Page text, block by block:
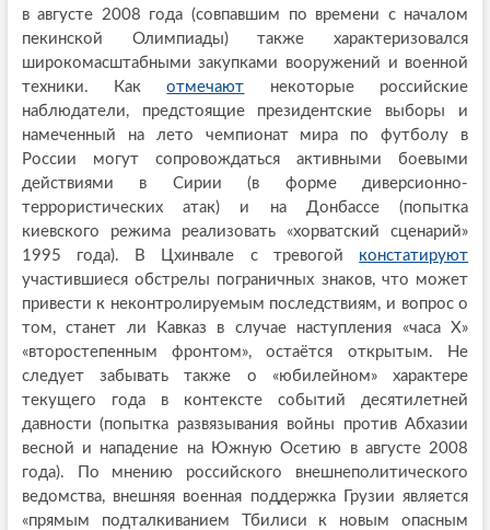
в августе 2008 года (совпавшим по времени с началом
пекинской Олимпиады) также характеризовался
широкомасштабными закупками вооружений и военной
техники. Какотмечают некоторые российские
наблюдатели, предстоящие президентские выборы и
намеченный на лето чемпионат мира по футболу в
России могут сопровождаться активными боевыми
действиями в Сирии (в форме диверсионно-
террористических атак) и на Донбассе (попытка
киевского режима реализовать «хорватский сценарий»
1995 года). В Цхинвале с тревогой констатируют
участившиеся обстрелы пограничных знаков, что может
привести к неконтролируемым последствиям, и вопрос о
том, станет ли Кавказ в случае наступления «часа Х»
«второстепенным фронтом», остаётся открытым. Не
следует забывать также о «юбилейном» характере
текущего года в контексте событий десятилетней
давности (попытка развязывания войны против Абхазии
весной и нападение на Южную Осетию в августе 2008
года). По мнению российского внешнеполитического
ведомства, внешняя военная поддержка Грузии является
«прямым подталкиванием Тбилиси к новым опасным